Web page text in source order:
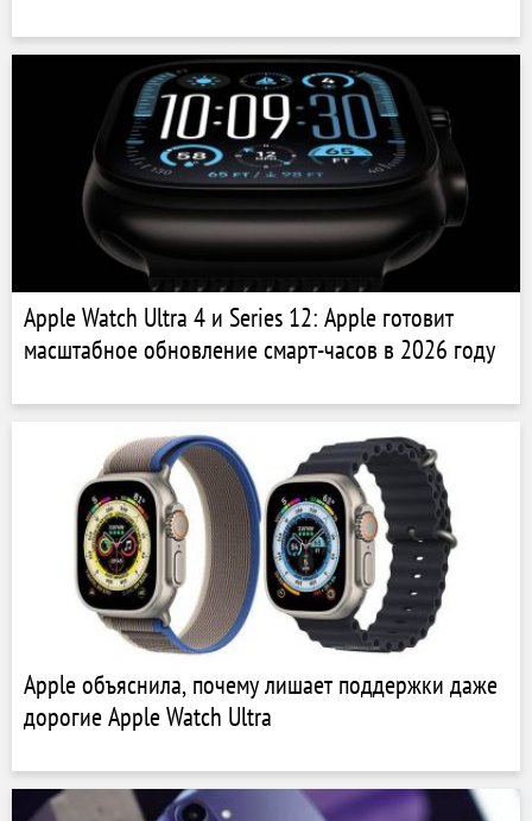
Apple Watch Ultra 4 и Series 12: Apple готовит
масштабное обновление смарт-часов в 2026 году
Apple объяснила, почему лишает поддержки даже
дорогие Apple Watch Ultra